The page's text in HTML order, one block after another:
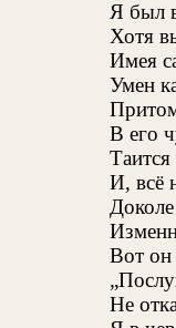
Я был
Хотя
Имея
Умен
В его
Таится
И, всё
Вот
Не